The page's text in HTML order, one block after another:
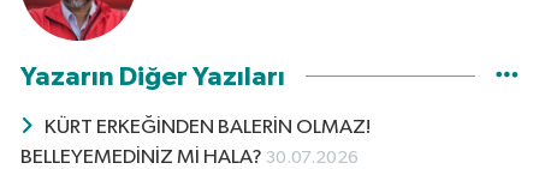
Yazarın Diğer Yazıları
KÜRT ERKEĞİNDEN BALERİN OLMAZ!
BELLEYEMEDİNİZ Mİ HALA? 30.07.2026